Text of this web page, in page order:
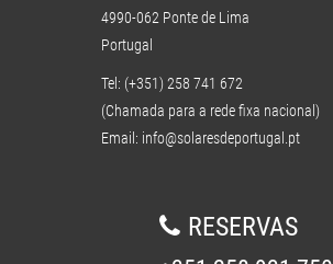
4990-062 Ponte de Lima
Portugal
Tel: (+351) 258 741 672
(Chamada para a rede fixa nacional)
Email: info@solaresdeportugal.pt
RESERVAS